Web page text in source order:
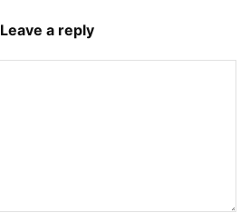
Leave a reply